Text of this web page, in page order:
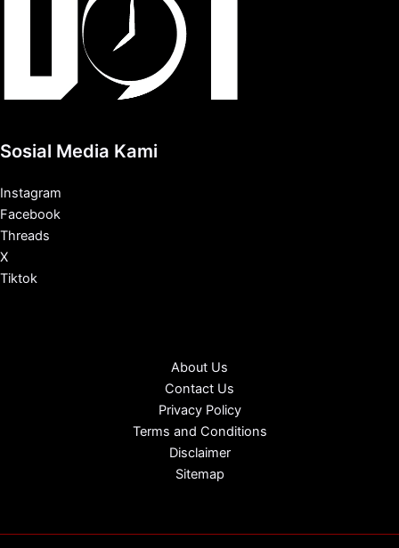
Sosial Media Kami
Instagram
Facebook
Threads
X
Tiktok
About Us
Contact Us
Privacy Policy
Terms and Conditions
Disclaimer
Sitemap